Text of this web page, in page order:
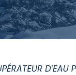
D’EAU